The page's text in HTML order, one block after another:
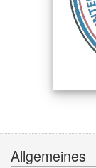
Allgemeines